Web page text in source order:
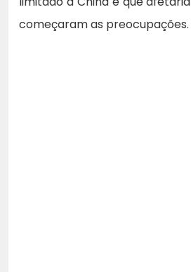
começaram as preocupações.